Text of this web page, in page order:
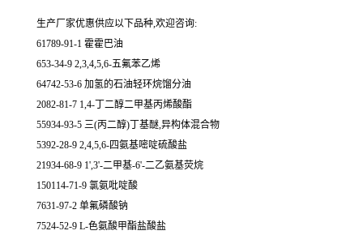
生产厂家优惠供应以下品种,欢迎咨询:
61789-91-1 霍霍巴油
653-34-9 2,3,4,5,6-五氟苯乙烯
64742-53-6 加氢的石油轻环烷馏分油
2082-81-7 1,4-丁二醇二甲基丙烯酸酯
55934-93-5 三(丙二醇)丁基醚,异构体混合物
5392-28-9 2,4,5,6-四氨基嘧啶硫酸盐
21934-68-9 1',3'-二甲基-6'-二乙氨基荧烷
150114-71-9 氯氨吡啶酸
7631-97-2 单氟磷酸钠
7524-52-9 L-色氨酸甲酯盐酸盐